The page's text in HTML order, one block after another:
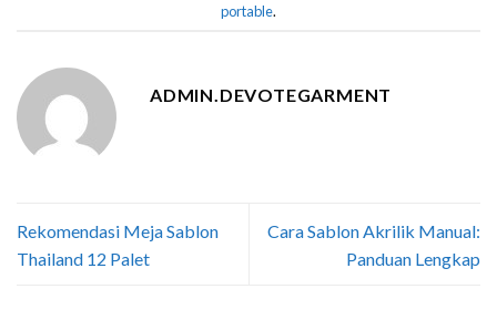
portable.
ADMIN.DEVOTEGARMENT
Rekomendasi Meja Sablon
Thailand 12 Palet
Cara Sablon Akrilik Manual:
Panduan Lengkap